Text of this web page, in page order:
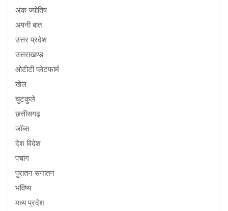
अंक ज्योतिष
अपनी बात
उत्तर प्रदेश
उत्तराखण्ड
ओटीटी प्लेटफार्म
खेल
चुटकुले
छत्तीसगढ़
जॉब्स
देश विदेश
पंचांग
पुरातन सनातन
भविष्य
मध्य प्रदेश